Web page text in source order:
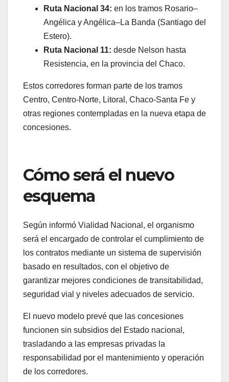
Ruta Nacional 34: en los tramos Rosario–
Angélica y Angélica–La Banda (Santiago del
Estero).
Ruta Nacional 11: desde Nelson hasta
Resistencia, en la provincia del Chaco.
Estos corredores forman parte de los tramos
Centro, Centro-Norte, Litoral, Chaco-Santa Fe y
otras regiones contempladas en la nueva etapa de
concesiones.
Cómo será el nuevo
esquema
Según informó Vialidad Nacional, el organismo
será el encargado de controlar el cumplimiento de
los contratos mediante un sistema de supervisión
basado en resultados, con el objetivo de
garantizar mejores condiciones de transitabilidad,
seguridad vial y niveles adecuados de servicio.
El nuevo modelo prevé que las concesiones
funcionen sin subsidios del Estado nacional,
trasladando a las empresas privadas la
responsabilidad por el mantenimiento y operación
de los corredores.